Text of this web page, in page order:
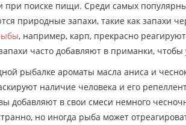
при поиске пищи. Среди самых
природные запахи, такие как запахи
, например, карп, прекрасно
часто добавляют в приманки, чтобы
рыбалке ароматы масла аниса и
наличие человека и его
добавляют в свои смеси немного
но иногда рыба может